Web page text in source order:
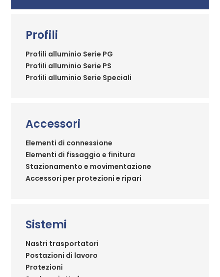
Profili
Profili alluminio Serie PG
Profili alluminio Serie PS
Profili alluminio Serie Speciali
Accessori
Elementi di connessione
Elementi di fissaggio e finitura
Stazionamento e movimentazione
Accessori per protezioni e ripari
Sistemi
Nastri trasportatori
Postazioni di lavoro
Protezioni